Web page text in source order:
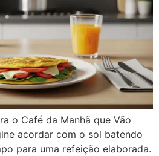
o Café da Manhã que Vão
acordar com o sol batendo
para uma refeição elaborada.